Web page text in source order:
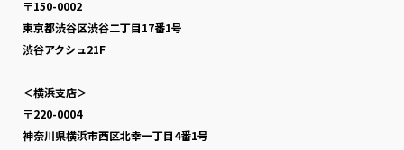
〒150-0002
東京都渋谷区渋谷二丁目17番1号
渋谷アクシュ21F
＜横浜支店＞
〒220-0004
神奈川県横浜市西区北幸一丁目4番1号